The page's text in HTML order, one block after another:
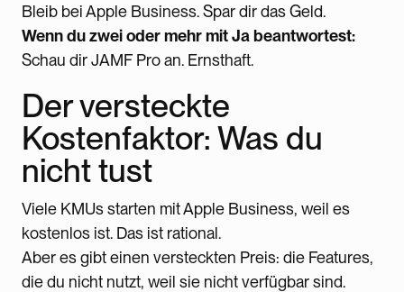
Bleib bei Apple Business. Spar dir das Geld.
Wenn du zwei oder mehr mit Ja beantwortest:
Schau dir JAMF Pro an. Ernsthaft.
Der versteckte
Kostenfaktor: Was du
nicht tust
Viele KMUs starten mit Apple Business, weil es
kostenlos ist. Das ist rational.
Aber es gibt einen versteckten Preis: die Features,
die du nicht nutzt, weil sie nicht verfügbar sind.